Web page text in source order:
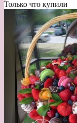
Только что купили